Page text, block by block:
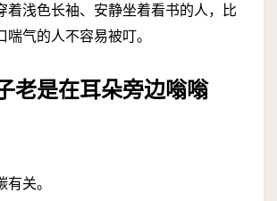
着浅色长袖、安静坐着看书的人，比
喘气的人不容易被叮。
老是在耳朵旁边嗡嗡
关。